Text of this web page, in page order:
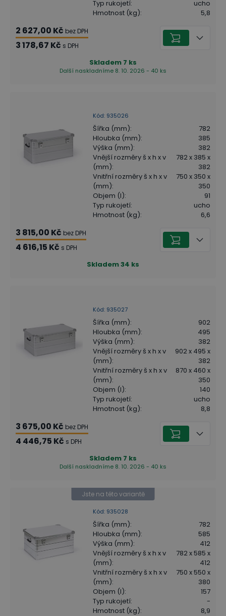
Typ rukojetí:
ucho
Hmotnost (kg): 5,8
2 627,00 Kč bez DPH
3 178,67 Kč s DPH
Skladem 7 ks
Další naskladníme 8. 10. 2026 - 40 ks
Kód: 935026
Šířka (mm):
782
Hloubka (mm):
385
Výška (mm):
382
Vnější rozměry š x h x v
(mm):
782 x 385 x
382
Vnitřní rozměry š x h x v
(mm):
750 x 350 x
350
Objem (l):
91
Typ rukojetí:
ucho
Hmotnost (kg): 6,6
3 815,00 Kč bez DPH
4 616,15 Kč s DPH
Skladem34 ks
Kód: 935027
Šířka (mm):
902
Hloubka (mm):
495
Výška (mm):
382
Vnější rozměry š x h x v
(mm):
902 x 495 x
382
Vnitřní rozměry š x h x v
(mm):
870 x 460 x
350
Objem (l):
140
Typ rukojetí:
ucho
Hmotnost (kg): 8,8
3 675,00 Kč bez DPH
4 446,75 Kč s DPH
Skladem 7 ks
Další naskladníme 8. 10. 2026 - 40 ks
Kód: 935028
Jste na této variantě
Šířka (mm):
782
Hloubka (mm):
585
Výška (mm):
412
Vnější rozměry š x h x v
(mm):
782 x 585 x
412
Vnitřní rozměry š x h x v
(mm):
750 x 550 x
380
Objem (l):
157
Typ rukojetí:
-
Hmotnost (kg): 8,9